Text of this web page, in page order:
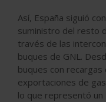
Así, España siguió
suministro del resto
través de las
buques de GNL.
buques con
exportaciones de
lo que representó un